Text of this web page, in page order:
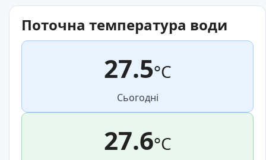
Поточна температура води
27.5°C
Сьогодні
27.6°C